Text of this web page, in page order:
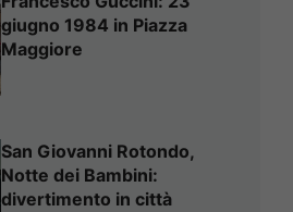
giugno 1984 in Piazza
Maggiore
San Giovanni Rotondo,
Notte dei Bambini:
divertimento in città